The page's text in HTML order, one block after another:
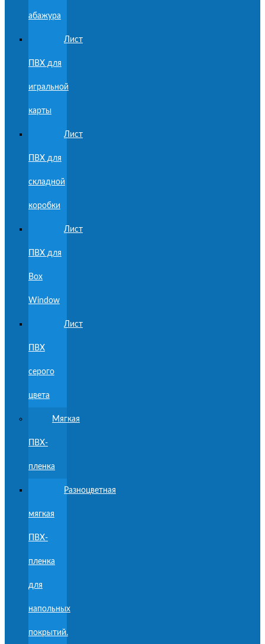
абажура
Лист
ПВХ для
игральной
карты
Лист
ПВХ для
складной
коробки
Лист
ПВХ для
Box
Window
Лист
ПВХ
серого
цвета
Мягкая
ПВХ-
пленка
Разноцветная
мягкая
ПВХ-
пленка
для
напольных
покрытий.